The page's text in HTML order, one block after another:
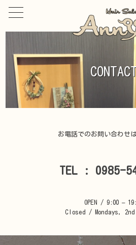
toggle
お電話でのお問い合わせ
TEL : 0985-
OPEN / 9:00 –
Closed / Mondays, 2nd